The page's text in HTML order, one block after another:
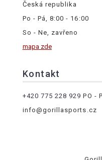
Česká republika
Po - Pá, 8:00 - 16:00
So - Ne, zavřeno
mapa zde
Kontakt
+420 775 228 929 PO -
info@gorillasports.cz